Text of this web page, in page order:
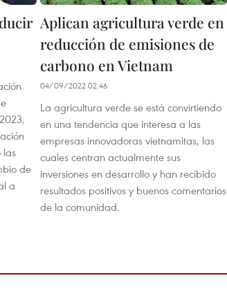
las
de
a
Aplican agricultura verde en
reducción de emisiones de
carbono en Vietnam
04/09/2022 02:46
La agricultura verde se está convirtiendo
en una tendencia que interesa a las
empresas innovadoras vietnamitas, las
cuales centran actualmente sus
inversiones en desarrollo y han recibido
resultados positivos y buenos comentarios
de la comunidad.